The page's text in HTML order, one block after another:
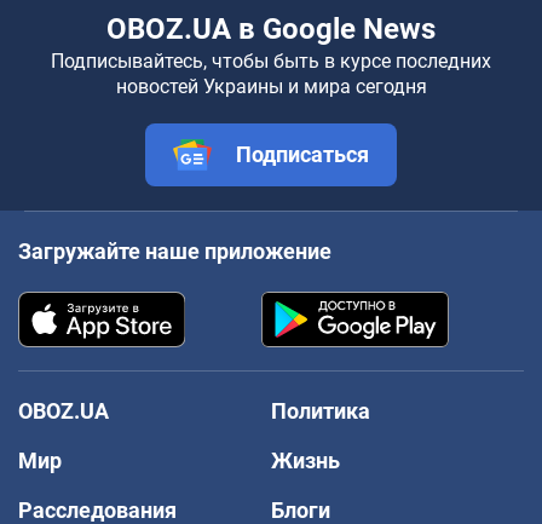
OBOZ.UA в Google News
Подписывайтесь, чтобы быть в курсе последних
новостей Украины и мира сегодня
Подписаться
Загружайте наше приложение
OBOZ.UA
Политика
Мир
Жизнь
Расследования
Блоги